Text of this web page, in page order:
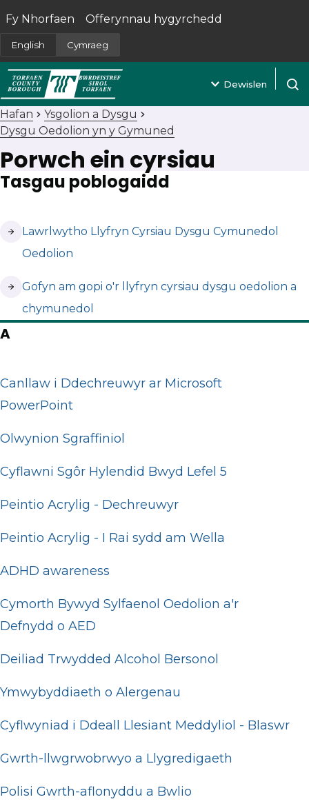
English Cymraeg
Fy Nhorfaen
(yn agor mewn tab newydd)
Offerynnau hygyrchedd
Dewislen
Hafan
Ysgolion a Dysgu
Dysgu Oedolion yn y Gymuned
Porwch ein cyrsiau
Tasgau poblogaidd
Lawrlwytho Llyfryn Cyrsiau Dysgu Cymunedol
Oedolion
(yn agor mewn tab newydd)
Gofyn am gopi o'r llyfryn cyrsiau dysgu oedolion a
chymunedol
(yn agor mewn tab newydd)
A
Canllaw i Ddechreuwyr ar Microsoft
PowerPoint
Olwynion Sgraffiniol
Cyflawni Sgôr Hylendid Bwyd Lefel 5
Peintio Acrylig - Dechreuwyr
Peintio Acrylig - I Rai sydd am Wella
ADHD awareness
Cymorth Bywyd Sylfaenol Oedolion a'r
Defnydd o AED
Deiliad Trwydded Alcohol Bersonol
Ymwybyddiaeth o Alergenau
Cyflwyniad i Ddeall Llesiant Meddyliol - Blaswr
Gwrth-llwgrwobrwyo a Llygredigaeth
Polisi Gwrth-aflonyddu a Bwlio